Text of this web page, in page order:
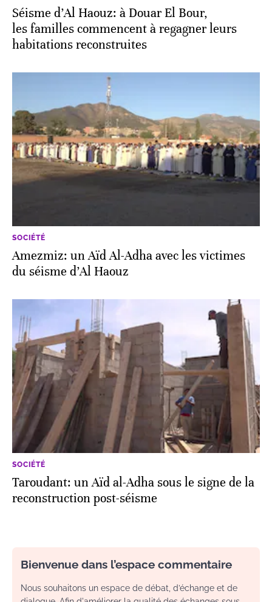
Séisme d’Al Haouz: à Douar El Bour,
les familles commencent à regagner leurs
habitations reconstruites
SOCIÉTÉ
Amezmiz: un Aïd Al-Adha avec les victimes
du séisme d’Al Haouz
SOCIÉTÉ
Taroudant: un Aïd al-Adha sous le signe de la
reconstruction post-séisme
Bienvenue dans l’espace commentaire
Nous souhaitons un espace de débat, d’échange et de